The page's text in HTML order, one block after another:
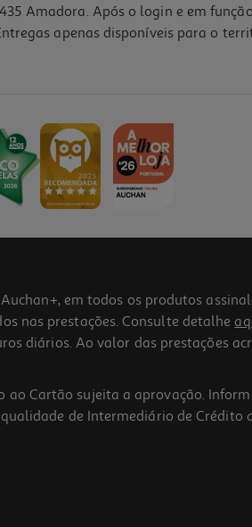
Amadora. Após o login e em
apenas disponíveis para o
em todos os produtos
nas prestações. Consulte detalhe
diários. Ao valor das prestações
Cartão sujeita a aprovação.
de Intermediário de